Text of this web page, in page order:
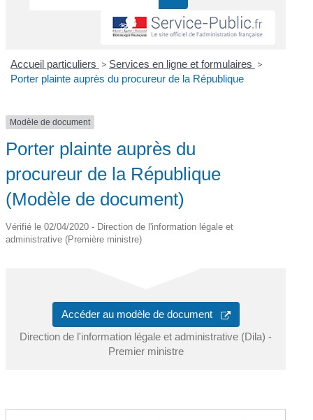
Accueil particuliers > Services en ligne et formulaires >
Porter plainte auprès du procureur de la République
Modèle de document
Porter plainte auprès du
procureur de la République
(Modèle de document)
Vérifié le 02/04/2020 - Direction de l'information légale et
administrative (Première ministre)
Accéder au modèle de document
Direction de l'information légale et administrative (Dila) -
Premier ministre